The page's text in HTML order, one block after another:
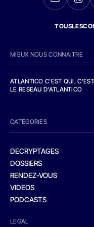
MIEUX NOUS CONNAITRE
ATLANTICO C'EST QUI,
LE RESEAU D'ATLANTICO
CATEGORIES
DECRYPTAGES
DOSSIERS
RENDEZ-VOUS
VIDEOS
PODCASTS
LEGAL